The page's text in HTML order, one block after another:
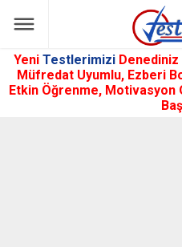
Yeni Testlerimizi
Müfredat Uyumlu, Ezberi
Etkin Öğrenme, Motivasyon